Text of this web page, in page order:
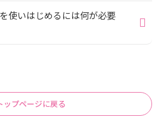
使いはじめるには何が必要
ップページに戻る